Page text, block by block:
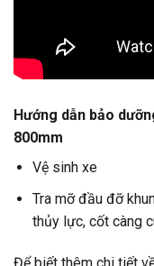
Hướng dẫn bảo
800mm
Vệ sinh xe
Tra mỡ đầu đỡ
thủy lực, cốt càng